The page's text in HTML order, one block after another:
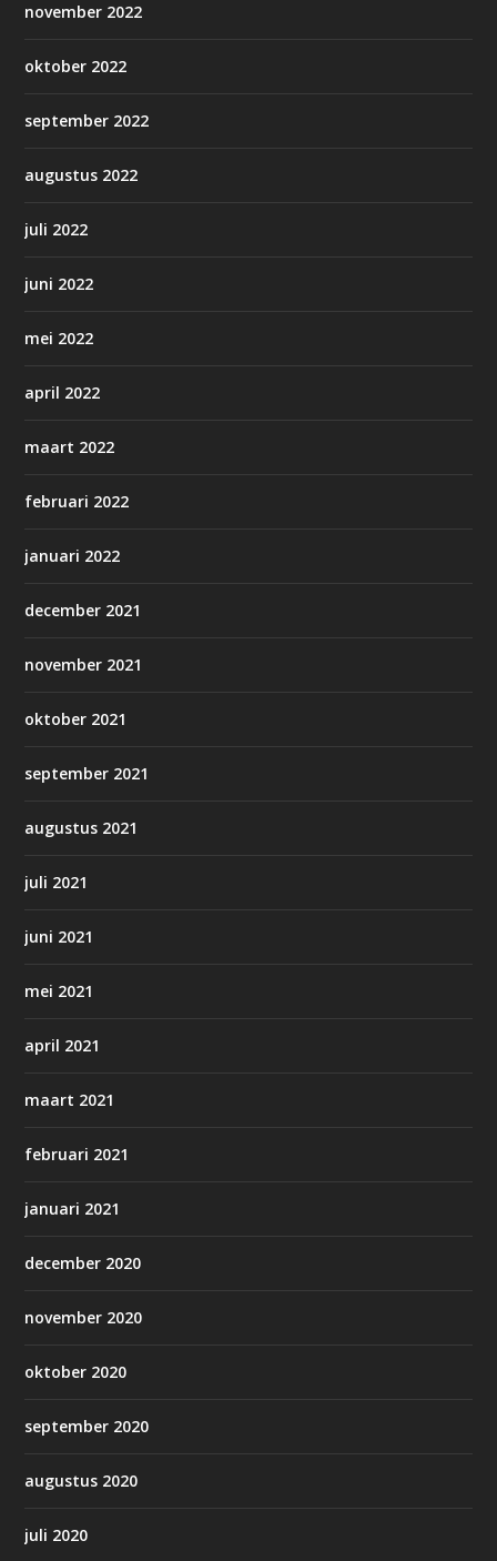
november 2022
oktober 2022
september 2022
augustus 2022
juli 2022
juni 2022
mei 2022
april 2022
maart 2022
februari 2022
januari 2022
december 2021
november 2021
oktober 2021
september 2021
augustus 2021
juli 2021
juni 2021
mei 2021
april 2021
maart 2021
februari 2021
januari 2021
december 2020
november 2020
oktober 2020
september 2020
augustus 2020
juli 2020